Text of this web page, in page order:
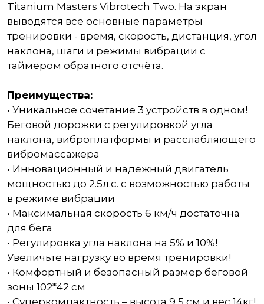
Titanium Masters Vibrotech Two. На экран
выводятся все основные параметры
тренировки - время, скорость, дистанция, угол
наклона, шаги и режимы вибрации с
таймером обратного отсчёта.
Преимущества:
• Уникальное сочетание 3 устройств в одном!
Беговой дорожки с регулировкой угла
наклона, виброплатформы и расслабляющего
вибромассажёра
• Инновационный и надежный двигатель
мощностью до 2.5л.с. с возможностью работы
в режиме вибрации
• Максимальная скорость 6 км/ч достаточна
для бега
• Регулировка угла наклона на 5% и 10%!
Увеличьте нагрузку во время тренировки!
• Комфортный и безопасный размер беговой
зоны 102*42 см
• Суперкомпактность – высота 9,5 см и вес 14кг!